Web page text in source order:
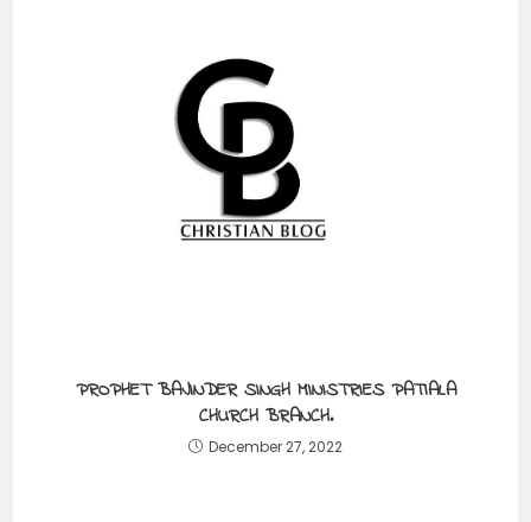
PROPHET BAJINDER SINGH MINISTRIES PATIALA
CHURCH BRANCH.
December 27, 2022